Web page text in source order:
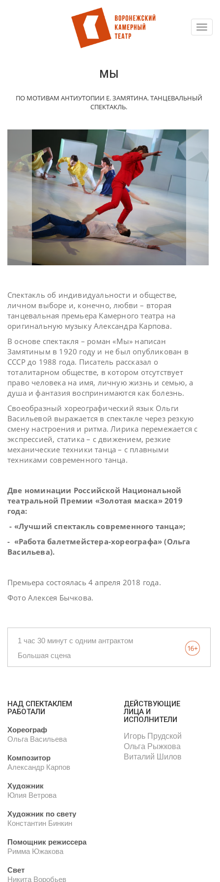
МЫ
ПО МОТИВАМ АНТИУТОПИИ Е. ЗАМЯТИНА. ТАНЦЕВАЛЬНЫЙ
СПЕКТАКЛЬ.
Спектакль об индивидуальности и обществе,
личном выборе и, конечно, любви – вторая
танцевальная премьера Камерного театра на
оригинальную музыку Александра Карпова.
В основе спектакля – роман «Мы» написан
Замятиным в 1920 году и не был опубликован в
СССР до 1988 года. Писатель рассказал о
тоталитарном обществе, в котором отсутствует
право человека на имя, личную жизнь и семью, а
душа и фантазия воспринимаются как болезнь.
Своеобразный хореографический язык Ольги
Васильевой выражается в спектакле через резкую
смену настроения и ритма. Лирика перемежается с
экспрессией, статика – с движением, резкие
механические техники танца – с плавными
техниками современного танца.
Две номинации Российской Национальной
театральной Премии «Золотая маска» 2019
года:
- «Лучший спектакль современного танца»;
- «Работа балетмейстера-хореографа» (Ольга
Васильева).
Премьера состоялась 4 апреля 2018 года.
Фото Алексея Бычкова.
1 час 30 минут с одним антрактом
Большая сцена
НАД СПЕКТАКЛЕМ
РАБОТАЛИ
Хореограф
Ольга Васильева
Композитор
Александр Карпов
Художник
Юлия Ветрова
Художник по свету
Константин Бинкин
Помощник режиссера
Римма Южакова
Свет
Никита Воробьев
ДЕЙСТВУЮЩИЕ
ЛИЦА И
ИСПОЛНИТЕЛИ
Игорь Прудской
Ольга Рыжкова
Виталий Шилов